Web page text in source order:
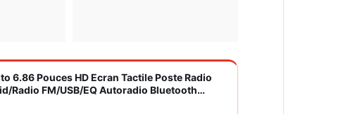
6.86 Pouces HD Ecran Tactile Poste Radio
Radio FM/USB/EQ Autoradio Bluetooth